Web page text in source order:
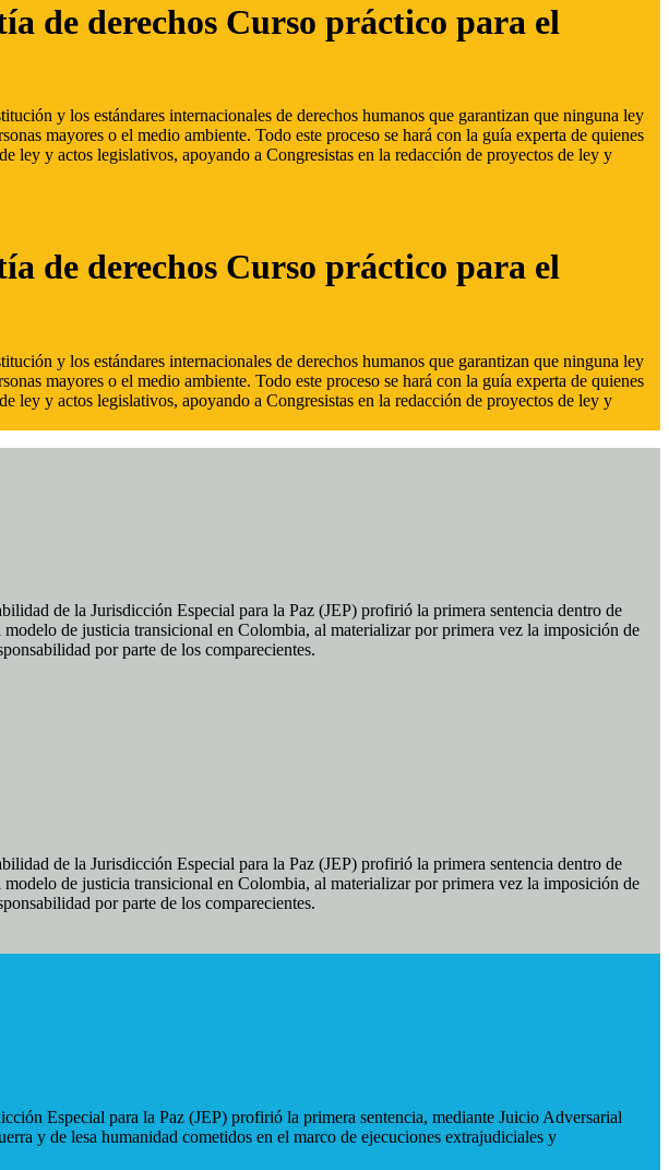
de derechos Curso práctico para el
y los estándares internacionales de derechos humanos que garantizan que ninguna ley
mayores o el medio ambiente. Todo este proceso se hará con la guía experta de quienes
ley y actos legislativos, apoyando a Congresistas en la redacción de proyectos de ley y
de derechos Curso práctico para el
y los estándares internacionales de derechos humanos que garantizan que ninguna ley
mayores o el medio ambiente. Todo este proceso se hará con la guía experta de quienes
ley y actos legislativos, apoyando a Congresistas en la redacción de proyectos de ley y
de la Jurisdicción Especial para la Paz (JEP) profirió la primera sentencia dentro de
de justicia transicional en Colombia, al materializar por primera vez la imposición de
por parte de los comparecientes.
de la Jurisdicción Especial para la Paz (JEP) profirió la primera sentencia dentro de
de justicia transicional en Colombia, al materializar por primera vez la imposición de
por parte de los comparecientes.
Especial para la Paz (JEP) profirió la primera sentencia, mediante Juicio Adversarial
y de lesa humanidad cometidos en el marco de ejecuciones extrajudiciales y